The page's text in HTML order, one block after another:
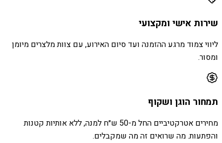
שירות אישי ומקצועי
ליווי צמוד מרגע ההזמנה ועד סיום האירוע, עם צוות מלצרים מיומן
ומסור.
תמחור הוגן ושקוף
מחירים אטרקטיביים החל מ-50 ש״ח למנה, ללא אותיות קטנות
והפתעות. מה שרואים זה מה שמקבלים.